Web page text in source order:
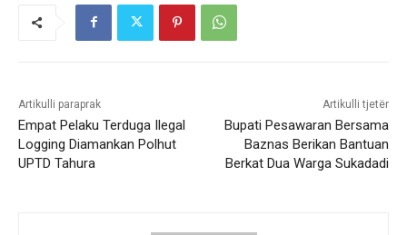
Artikulli paraprak
Empat Pelaku Terduga Ilegal
Logging Diamankan Polhut
UPTD Tahura
Artikulli tjetër
Bupati Pesawaran Bersama
Baznas Berikan Bantuan
Berkat Dua Warga Sukadadi